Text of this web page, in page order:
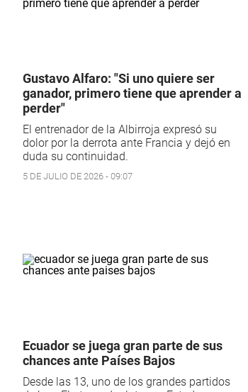
Gustavo Alfaro: "Si uno quiere ser
ganador, primero tiene que aprender a
perder"
El entrenador de la Albirroja expresó su
dolor por la derrota ante Francia y dejó en
duda su continuidad.
5 DE JULIO DE 2026 - 09:07
Ecuador se juega gran parte de sus
chances ante Países Bajos
Desde las 13, uno de los grandes partidos